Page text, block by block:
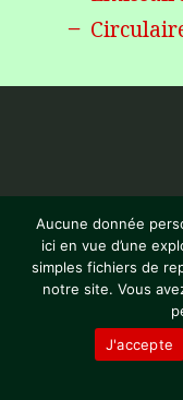
©
Aucune donnée
ici en vue d’une
simples fichiers de
notre site. Vous
J'accepte